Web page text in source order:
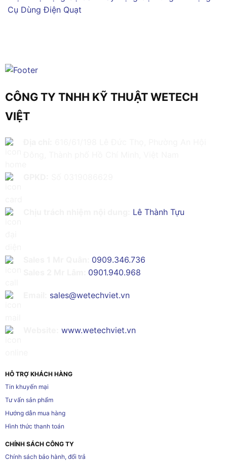
Cụ Dùng Điện Quạt
CÔNG TY TNHH KỸ THUẬT WETECH
VIỆT
Lê Thành Tựu
0909.346.736
0901.940.968
sales@wetechviet.vn
www.wetechviet.vn
HỖ TRỢ KHÁCH HÀNG
Tin khuyến mại
Tư vấn sản phẩm
Hướng dẫn mua hàng
Hình thức thanh toán
CHÍNH SÁCH CÔNG TY
Chính sách bảo hành, đổi trả